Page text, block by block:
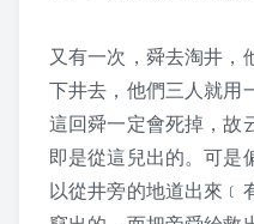
2017 夏令營
2016 夏令營
2016 夏令營
又有一次，舜去淘井，
下井去，他們三人就用
這回舜一定會死掉，故
即是從這兒出的。可是
以從井旁的地道出來﹝